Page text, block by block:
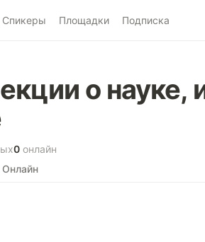
Спикеры Площадки Подписка
о науке,
0 онлайн
Онлайн